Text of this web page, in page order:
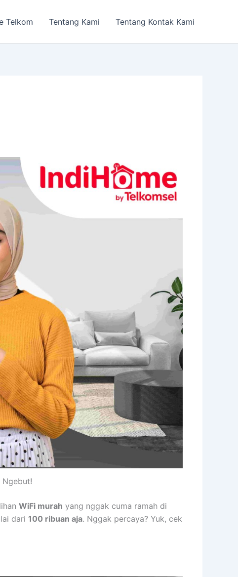
Telkom Tentang Kami Tentang Kontak Kami
Ngebut!
WiFi murah yang nggak cuma ramah di
dari 100 ribuan aja. Nggak percaya? Yuk, cek